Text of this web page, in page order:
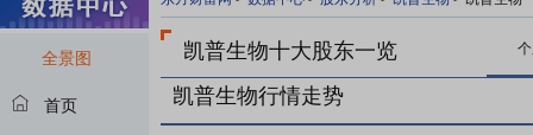
全景图
首页
凯普生物十大股东一览
凯普生物行情走势